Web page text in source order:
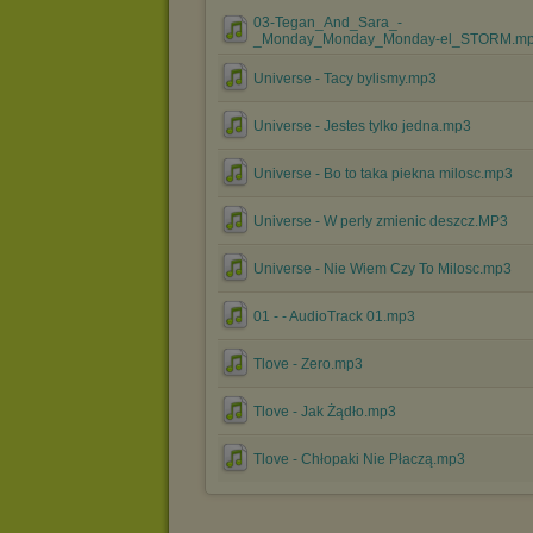
03-Tegan_And_Sara_-
_Monday_Monday_Monday-
Universe - Tacy bylismy.mp3
Universe - Jestes tylko jedna.mp3
Universe - Bo to taka piekna milosc.mp3
Universe - W perly zmienic deszcz.MP3
Universe - Nie Wiem Czy To Milosc.mp3
01 - - AudioTrack 01.mp3
Tlove - Zero.mp3
Tlove - Jak Żądło.mp3
Tlove - Chłopaki Nie Płaczą.mp3